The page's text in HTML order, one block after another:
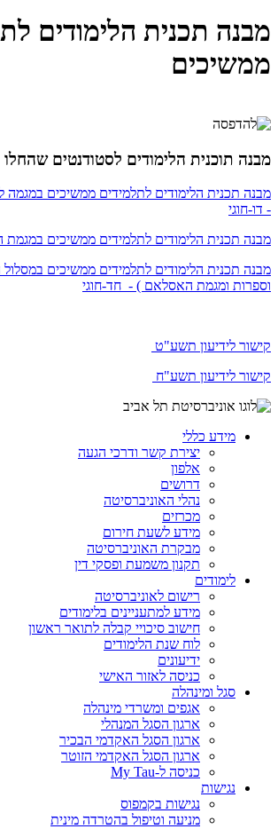
מבנה תכנית הלימודים
ממשיכים
מבנה תוכנית הלימודים לסטודנטים
מבנה תכנית הלימודים לתלמידים ממשיכים
- דו-חוגי
מבנה תכנית הלימודים לתלמידים ממשיכים במגמת
מבנה תכנית הלימודים לתלמידים ממשיכים
וספרות ומגמת האסלאם ) - חד-חוגי
קישור לידיעון תשע"ט
קישור לידיעון תשע"ח
מידע כללי
יצירת קשר ודרכי הגעה
אלפון
דרושים
נהלי האוניברסיטה
מכרזים
מידע לשעת חירום
מבקרת האוניברסיטה
תקנון משמעת ופסקי דין
לימודים
רישום לאוניברסיטה
מידע למתעניינים בלימודים
חישוב סיכויי קבלה לתואר ראשון
לוח שנת הלימודים
ידיעונים
כניסה לאזור האישי
סגל ומינהלה
אגפים ומשרדי מינהלה
ארגון הסגל המנהלי
ארגון הסגל האקדמי הבכיר
ארגון הסגל האקדמי הזוטר
כניסה ל-My Tau
נגישות
נגישות בקמפוס
מניעה וטיפול בהטרדה מינית